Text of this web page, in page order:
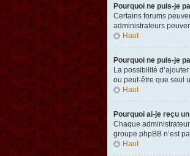
Pourquoi ne puis-je
Certains forums
administrateurs
Haut
Pourquoi ne puis-je
La possibilité
ou peut-être que seul
Haut
Pourquoi ai-je reçu
Chaque
groupe phpBB n’est
Haut